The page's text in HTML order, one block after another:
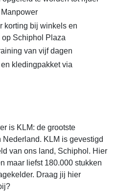
korting bij winkels en
Schiphol Plaza
van vijf dagen
kledingpakket via
is KLM: de grootste
Nederland. KLM is gevestigd
van ons land, Schiphol. Hier
maar liefst 180.000 stukken
Draag jij hier